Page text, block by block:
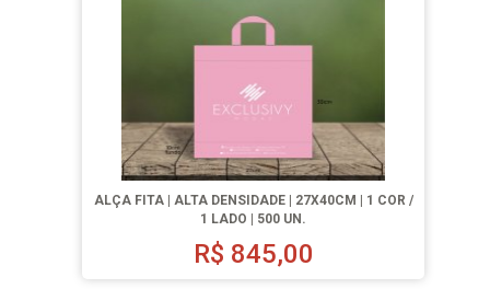
ALÇA FITA | ALTA DENSIDADE | 27X40CM | 1 COR /
1 LADO | 500 UN.
R$ 845,00